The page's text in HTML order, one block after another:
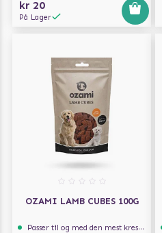
kr 20
På Lager
OZAMI LAMB CUBES 100G
Passer til og med den mest kresne hunden